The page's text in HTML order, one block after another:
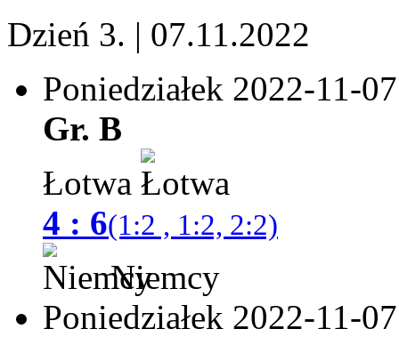
Dzień 3. | 07.11.2022
Poniedziałek 2022-11-07
Gr. B
Łotwa
4 : 6(1:2 , 1:2, 2:2)
Niemcy
Poniedziałek 2022-11-07